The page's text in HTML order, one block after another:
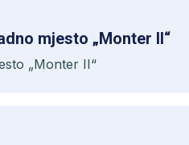
mjesto „Monter II“
„Monter II“